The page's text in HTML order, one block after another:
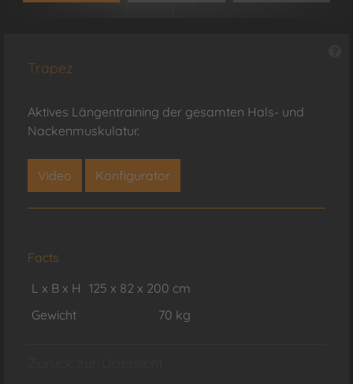
Trapez
Aktives Längentraining der gesamten Hals- und
Nackenmuskulatur.
Video Konfigurator
Facts
L x B x H 125 x 82 x 200 cm
Gewicht
70 kg